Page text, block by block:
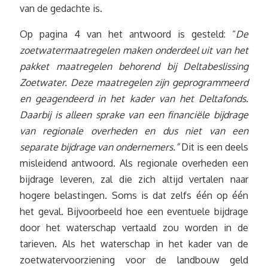
van de gedachte is.
Op pagina 4 van het antwoord is gesteld: “De
zoetwatermaatregelen maken onderdeel uit van het
pakket maatregelen behorend bij Deltabeslissing
Zoetwater. Deze maatregelen zijn geprogrammeerd
en geagendeerd in het kader van het Deltafonds.
Daarbij is alleen sprake van een financiële bijdrage
van regionale overheden en dus niet van een
separate bijdrage van ondernemers.”Dit is een deels
misleidend antwoord. Als regionale overheden een
bijdrage leveren, zal die zich altijd vertalen naar
hogere belastingen. Soms is dat zelfs één op één
het geval. Bijvoorbeeld hoe een eventuele bijdrage
door het waterschap vertaald zou worden in de
tarieven. Als het waterschap in het kader van de
zoetwatervoorziening voor de landbouw geld